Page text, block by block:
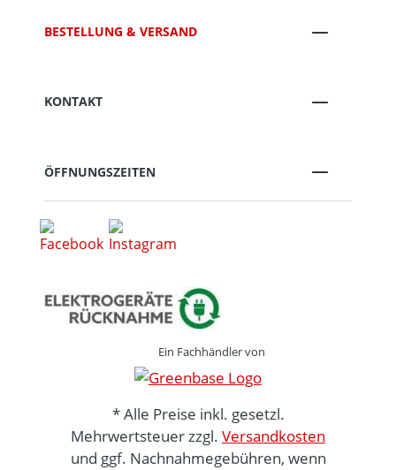
BESTELLUNG & VERSAND
KONTAKT
ÖFFNUNGSZEITEN
Ein Fachhändler von
* Alle Preise inkl. gesetzl.
Mehrwertsteuer zzgl. Versandkosten
und ggf. Nachnahmegebühren, wenn